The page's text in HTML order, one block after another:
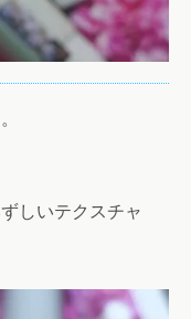
しいテクスチャ